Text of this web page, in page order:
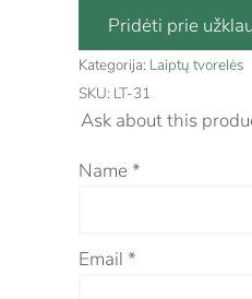
Kategorija: Laiptų tvorelės
SKU: LT-31
Ask about this
Name *
Email *